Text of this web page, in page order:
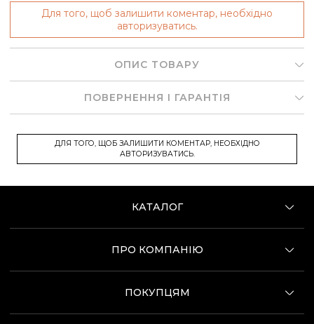
Для того, щоб залишити коментар, необхідно
авторизуватись.
ОПИС ТОВАРУ
ПОВЕРНЕННЯ І ГАРАНТІЯ
ДЛЯ ТОГО, ЩОБ ЗАЛИШИТИ КОМЕНТАР, НЕОБХІДНО
АВТОРИЗУВАТИСЬ.
КАТАЛОГ
ПРО КОМПАНІЮ
ПОКУПЦЯМ